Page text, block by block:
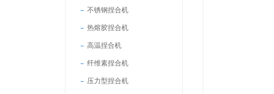
不锈钢捏合机
热熔胶捏合机
高温捏合机
纤维素捏合机
压力型捏合机